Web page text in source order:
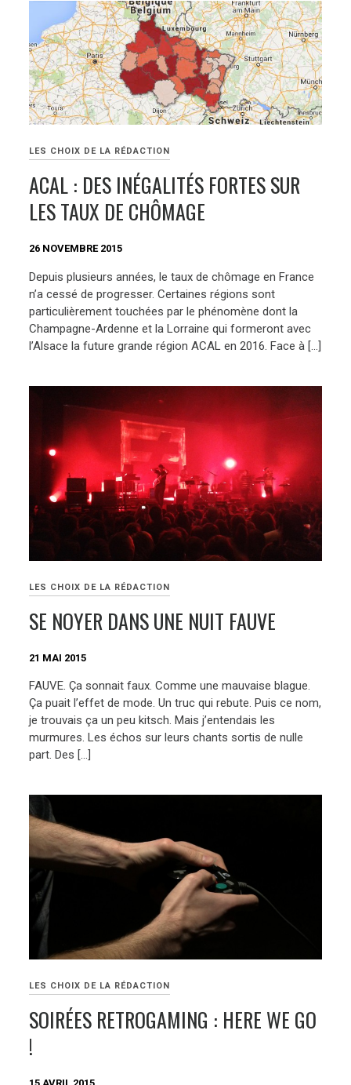
LES CHOIX DE LA RÉDACTION
ACAL : DES INÉGALITÉS FORTES SUR
LES TAUX DE CHÔMAGE
26 NOVEMBRE 2015
Depuis plusieurs années, le taux de chômage en France
n’a cessé de progresser. Certaines régions sont
particulièrement touchées par le phénomène dont la
Champagne-Ardenne et la Lorraine qui formeront avec
l’Alsace la future grande région ACAL en 2016. Face à […]
LES CHOIX DE LA RÉDACTION
SE NOYER DANS UNE NUIT FAUVE
21 MAI 2015
FAUVE. Ça sonnait faux. Comme une mauvaise blague.
Ça puait l’effet de mode. Un truc qui rebute. Puis ce nom,
je trouvais ça un peu kitsch. Mais j’entendais les
murmures. Les échos sur leurs chants sortis de nulle
part. Des […]
LES CHOIX DE LA RÉDACTION
SOIRÉES RETROGAMING : HERE WE GO
!